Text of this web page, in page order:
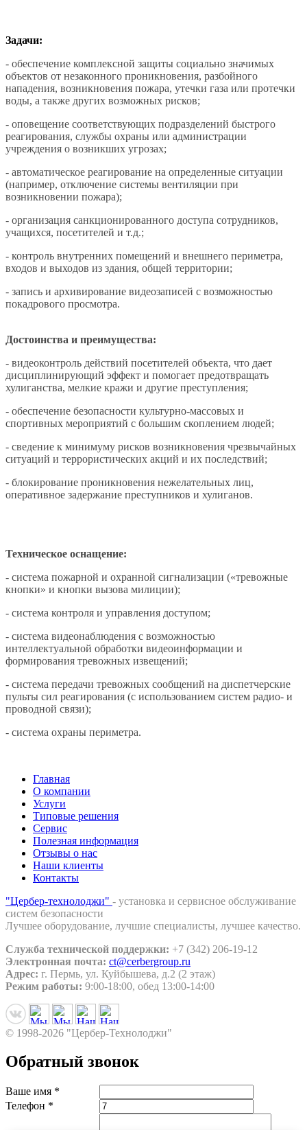
Задачи:
- обеспечение комплексной защиты социально значимых
объектов от незаконного проникновения, разбойного
нападения, возникновения пожара, утечки газа или протечки
воды, а также других возможных рисков;
- оповещение соответствующих подразделений быстрого
реагирования, службы охраны или администрации
учреждения о возникших угрозах;
- автоматическое реагирование на определенные ситуации
(например, отключение системы вентиляции при
возникновении пожара);
- организация санкционированного доступа сотрудников,
учащихся, посетителей и т.д.;
- контроль внутренних помещений и внешнего периметра,
входов и выходов из здания, общей территории;
- запись и архивирование видеозаписей с возможностью
покадрового просмотра.
Достоинства и преимущества:
- видеоконтроль действий посетителей объекта, что дает
дисциплинирующий эффект и помогает предотвращать
хулиганства, мелкие кражи и другие преступления;
- обеспечение безопасности культурно-массовых и
спортивных мероприятий с большим скоплением людей;
- сведение к минимуму рисков возникновения чрезвычайных
ситуаций и террористических акций и их последствий;
- блокирование проникновения нежелательных лиц,
оперативное задержание преступников и хулиганов.
Техническое оснащение:
- система пожарной и охранной сигнализации («тревожные
кнопки» и кнопки вызова милиции);
- система контроля и управления доступом;
- система видеонаблюдения с возможностью
интеллектуальной обработки видеоинформации и
формирования тревожных извещений;
- система передачи тревожных сообщений на диспетчерские
пульты сил реагирования (с использованием систем радио- и
проводной связи);
- система охраны периметра.
Главная
О компании
Услуги
Типовые решения
Сервис
Полезная информация
Отзывы о нас
Наши клиенты
Контакты
"Цербер-технолоджи" - установка и сервисное обслуживание
систем безопасности
Лучшее оборудование, лучшие специалисты, лучшее качество.
Служба технической поддержки: +7 (342) 206-19-12
Электронная почта: ct@cerbergroup.ru
Адрес: г. Пермь, ул. Куйбышева, д.2 (2 этаж)
Режим работы: 9:00-18:00, обед 13:00-14:00
© 1998-2026 "Цербер-Технолоджи"
Обратный звонок
Ваше имя *
Телефон *